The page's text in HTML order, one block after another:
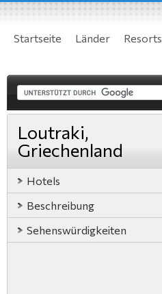
Startseite Länder Resorts
Loutraki,
Griechenland
Hotels
Beschreibung
Sehenswürdigkeiten